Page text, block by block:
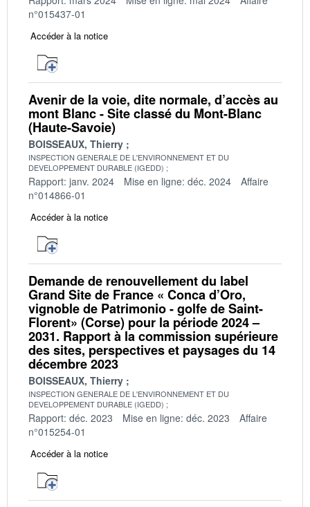
n°015437-01
Accéder à la notice
Avenir de la voie, dite normale, d’accès au
mont Blanc - Site classé du Mont-Blanc
(Haute-Savoie)
BOISSEAUX, Thierry
INSPECTION GENERALE DE L'ENVIRONNEMENT ET DU
DEVELOPPEMENT DURABLE (IGEDD)
Rapport: janv. 2024 Mise en ligne: déc. 2024
Affaire
n°014866-01
Accéder à la notice
Demande de renouvellement du label
Grand Site de France « Conca d’Oro,
vignoble de Patrimonio - golfe de Saint-
Florent» (Corse) pour la période 2024 –
2031. Rapport à la commission supérieure
des sites, perspectives et paysages du 14
décembre 2023
BOISSEAUX, Thierry
INSPECTION GENERALE DE L'ENVIRONNEMENT ET DU
DEVELOPPEMENT DURABLE (IGEDD)
Rapport: déc. 2023 Mise en ligne: déc. 2023
Affaire
n°015254-01
Accéder à la notice